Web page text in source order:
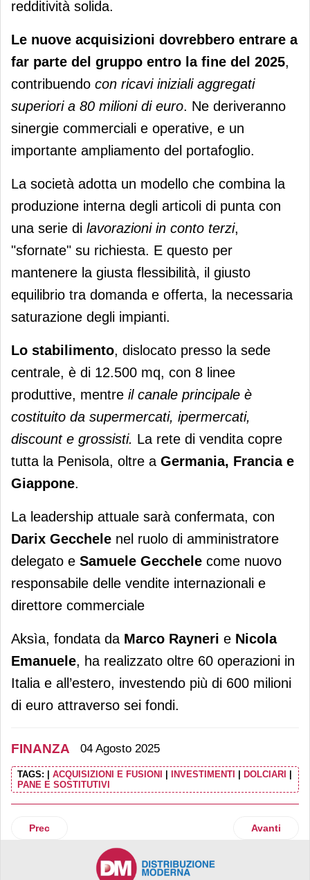
redditività solida.
Le nuove acquisizioni dovrebbero entrare a
far parte del gruppo entro la fine del 2025,
contribuendo con ricavi iniziali aggregati
superiori a 80 milioni di euro. Ne deriveranno
sinergie commerciali e operative, e un
importante ampliamento del portafoglio.
La società adotta un modello che combina la
produzione interna degli articoli di punta con
una serie di lavorazioni in conto terzi,
"sfornate" su richiesta. E questo per
mantenere la giusta flessibilità, il giusto
equilibrio tra domanda e offerta, la necessaria
saturazione degli impianti.
Lo stabilimento, dislocato presso la sede
centrale, è di 12.500 mq, con 8 linee
produttive, mentre il canale principale è
costituito da supermercati, ipermercati,
discount e grossisti. La rete di vendita copre
tutta la Penisola, oltre a Germania, Francia e
Giappone.
La leadership attuale sarà confermata, con
Darix Gecchele nel ruolo di amministratore
delegato e Samuele Gecchele come nuovo
responsabile delle vendite internazionali e
direttore commerciale
Aksìa, fondata da Marco Rayneri e Nicola
Emanuele, ha realizzato oltre 60 operazioni in
Italia e all’estero, investendo più di 600 milioni
di euro attraverso sei fondi.
FINANZA 04 Agosto 2025
TAGS: ACQUISIZIONI E FUSIONI INVESTIMENTI DOLCIARI
PANE E SOSTITUTIVI
Articolo precedente: Green Arrow supera i 6 miliardi con
Prec Articolo
Avanti